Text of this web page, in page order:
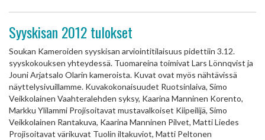
Syyskisan 2012 tulokset
Soukan Kameroiden syyskisan arviointitilaisuus pidettiin 3.12.
syyskokouksen yhteydessä. Tuomareina toimivat Lars Lönnqvist ja
Jouni Arjatsalo Olarin kameroista. Kuvat ovat myös nähtävissä
näyttelysivuillamme. Kuvakokonaisuudet Ruotsinlaiva, Simo
Veikkolainen Vaahteralehden syksy, Kaarina Manninen Korento,
Markku Ylilammi Projisoitavat mustavalkoiset Kiipeilijä, Simo
Veikkolainen Rantakuva, Kaarina Manninen Pilvet, Matti Liedes
Projisoitavat värikuvat Tuolin iltakuviot, Matti Peltonen